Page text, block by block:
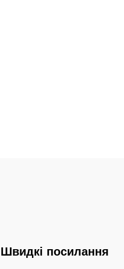
Швидкі посилання